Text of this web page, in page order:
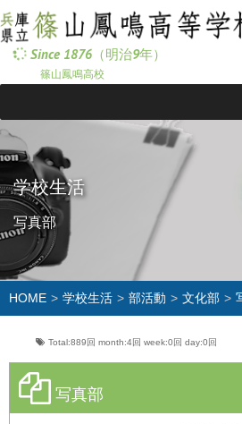
Since 1876（明治9年）
篠山鳳鳴高校
学校生活
写真部
HOME 学校生活 部活動 文化部
Total:889回 month:4回 week:0回 day:0回
写真部